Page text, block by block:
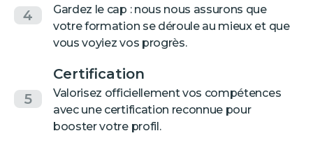
4
Gardez le cap : nous nous assurons que
votre formation se déroule au mieux et que
vous voyiez vos progrès.
5
Certification
Valorisez officiellement vos compétences
avec une certification reconnue pour
booster votre profil.